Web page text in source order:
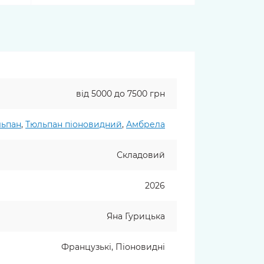
від 5000 до 7500 грн
, Тюльпан піоновидний, Амбрела
Складовий
2026
Яна Гурицька
Французькі, Піоновидні